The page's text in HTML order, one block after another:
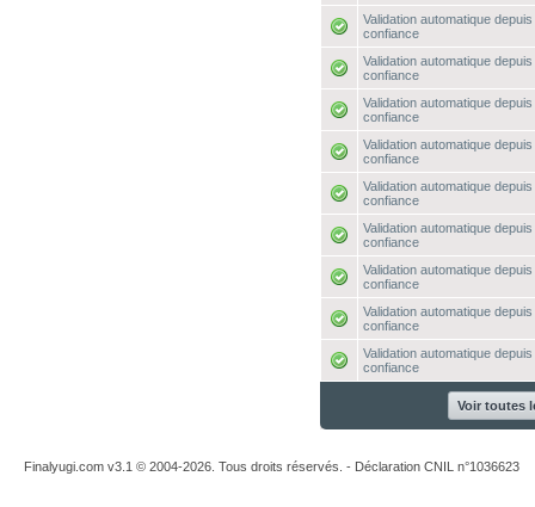
Validation automatique
confiance
Validation automatique
confiance
Validation automatique
confiance
Validation automatique
confiance
Validation automatique
confiance
Validation automatique
confiance
Validation automatique
confiance
Validation automatique
confiance
Validation automatique
confiance
Voir toutes
Finalyugi.com v3.1 © 2004-2026. Tous droits réservés. - Déclaration CNIL n°1036623